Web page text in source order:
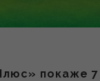
покаже 7